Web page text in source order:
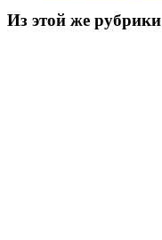
Из этой же рубрики